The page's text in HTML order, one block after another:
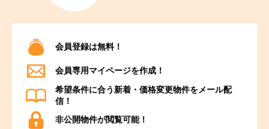
会員登録は無料！
会員専用マイページを作成！
希望条件に合う新着・価格変更物件をメール配
信！
非公開物件が閲覧可能！